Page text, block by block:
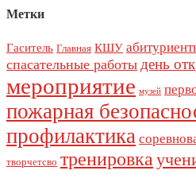
Метки
Гаситель Главная КШУ
спасательные работы день
мероприятие музей
пожарная
профилактика
творчетсво тренировка